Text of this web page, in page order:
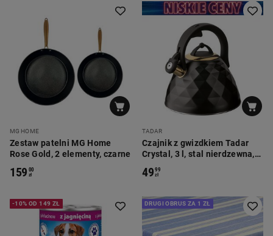
MG HOME
Zestaw patelni MG Home
Rose Gold, 2 elementy, czarne
159 00
zł
TADAR
Czajnik z gwizdkiem Tadar
Crystal, 3 l, stal nierdzewna,
4999
zł
-10% OD 149 ZŁ DRUGI OBRUS ZA 1 ZŁ